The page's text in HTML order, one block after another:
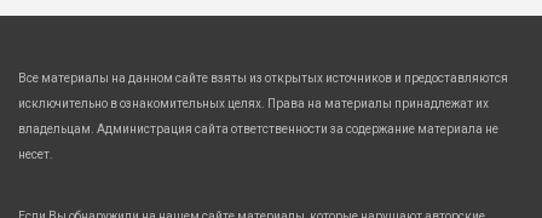
Все материалы на данном сайте взяты из открытых источников и предоставляются
исключительно в ознакомительных целях. Права на материалы принадлежат их
владельцам. Администрация сайта ответственности за содержание материала не
несет.